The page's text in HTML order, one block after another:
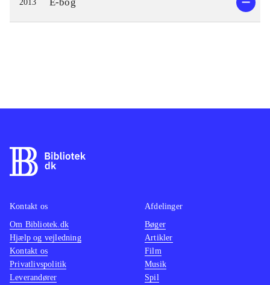
2013
Kontakt os
Om Bibliotek.dk
Hjælp og vejledning
Kontakt os
Privatlivspolitik
Leverandører
Afdelinger
Bøger
Artikler
Film
Musik
Spil